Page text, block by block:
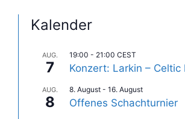
Kalender
AUG.
7
19:00 - 21:00 CEST
Konzert: Larkin – Celtic
AUG.
8
8. August - 16. August
Offenes Schachturnier